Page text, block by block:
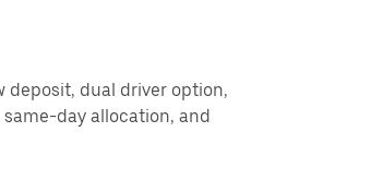
deposit, dual driver option,
day allocation, and